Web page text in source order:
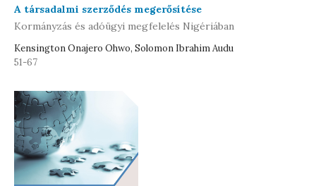
A társadalmi szerződés megerősítése
Kormányzás és adóügyi megfelelés Nigériában
Kensington Onajero Ohwo, Solomon Ibrahim Audu
51-67